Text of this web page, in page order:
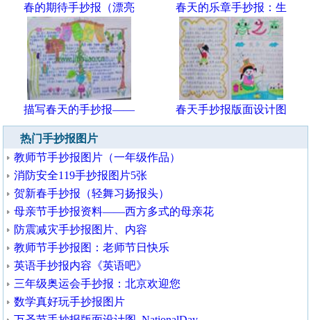
春的期待手抄报（漂亮 春天的乐章手抄报：生
描写春天的手抄报—— 春天手抄报版面设计图
热门手抄报图片
教师节手抄报图片（一年级作品）
消防安全119手抄报图片5张
贺新春手抄报（轻舞习扬报头）
母亲节手抄报资料——西方多式的母亲花
防震减灾手抄报图片、内容
教师节手抄报图：老师节日快乐
英语手抄报内容《英语吧》
三年级奥运会手抄报：北京欢迎您
数学真好玩手抄报图片